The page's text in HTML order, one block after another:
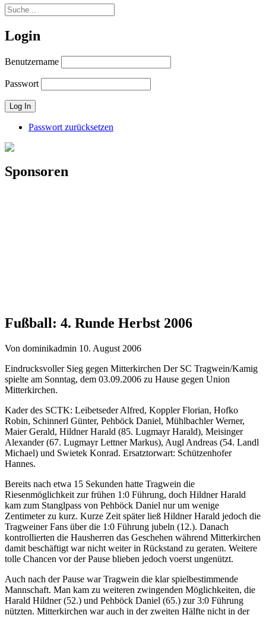
Login
Benutzername
Passwort
Passwort zurücksetzen
Sponsoren
Fußball: 4. Runde Herbst 2006
Von dominikadmin 10. August 2006
Eindrucksvoller Sieg gegen Mitterkirchen Der SC Tragwein/Kamig
spielte am Sonntag, dem 03.09.2006 zu Hause gegen Union
Mitterkirchen.
Kader des SCTK: Leibetseder Alfred, Koppler Florian, Hofko
Robin, Schinnerl Günter, Pehböck Daniel, Mühlbachler Werner,
Maier Gerald, Hildner Harald (85. Lugmayr Harald), Meisinger
Alexander (67. Lugmayr Lettner Markus), Augl Andreas (54. Landl
Michael) und Swietek Konrad. Ersatztorwart: Schützenhofer
Hannes.
Bereits nach etwa 15 Sekunden hatte Tragwein die
Riesenmöglichkeit zur frühen 1:0 Führung, doch Hildner Harald
kam zum Stanglpass von Pehböck Daniel nur um wenige
Zentimeter zu kurz. Kurze Zeit später ließ Hildner Harald jedoch die
Tragweiner Fans über die 1:0 Führung jubeln (12.). Danach
kontrollierten die Hausherren das Geschehen während Mitterkirchen
damit beschäftigt war nicht weiter in Rückstand zu geraten. Weitere
tolle Chancen vor der Pause blieben jedoch voerst ungenützt.
Auch nach der Pause war Tragwein die klar spielbestimmende
Mannschaft. Man kam zu weiteren zwingenden Möglichkeiten, die
Harald Hildner (52.) und Pehböck Daniel (65.) zur 3:0 Führung
nützten. Mitterkirchen war auch in der zweiten Hälfte nicht in der